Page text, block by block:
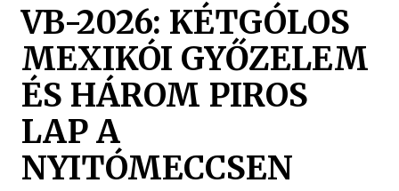
VB-2026: KÉTGÓLOS
MEXIKÓI GYŐZELEM
ÉS HÁROM PIROS
LAP A
NYITÓMECCSEN